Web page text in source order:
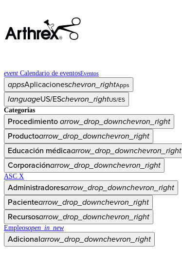
event Calendario de eventosEventos
appsAplicacioneschevron_rightApps
languageUS/ESchevron_rightUS/ES
Categorías
Procedimientoarrow_drop_downchevron_right
Productoarrow_drop_downchevron_right
Educación médicaarrow_drop_downchevron_right
Corporaciónarrow_drop_downchevron_right
ASC X
Administradoresarrow_drop_downchevron_right
Pacientearrow_drop_downchevron_right
Recursosarrow_drop_downchevron_right
Empleosopen_in_new
Adicionalarrow_drop_downchevron_right